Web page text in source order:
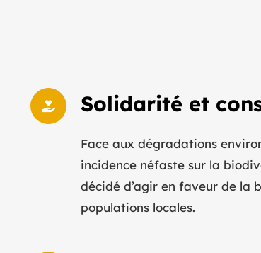
Solidarité et
Face aux dégradations
incidence néfaste sur la
décidé d’agir en faveur de la
populations locales.